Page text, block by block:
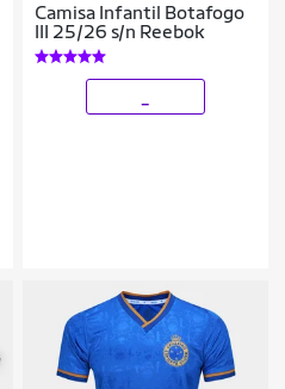
Camisa Infantil Botafogo
III 25/26 s/n Reebok